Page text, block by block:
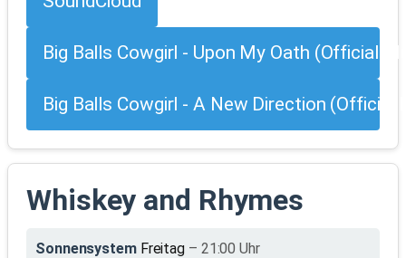
Big Balls Cowgirl - Upon My Oath (Official
Big Balls Cowgirl - A New Direction (Official
Whiskey and Rhymes
Sonnensystem Freitag – 21:00 Uhr